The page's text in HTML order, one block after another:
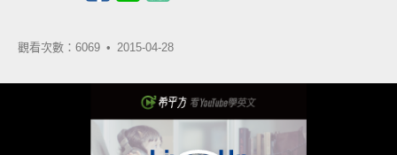
觀看次數：6069 • 2015-04-28